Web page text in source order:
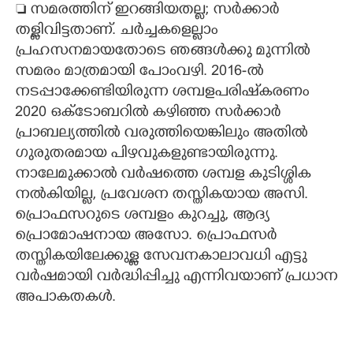
 സമരത്തിന് ഇറങ്ങിയതല്ല; സർക്കാർ
തള്ളിവിട്ടതാണ്. ചർച്ചകളെല്ലാം
പ്രഹസനമായതോടെ ഞങ്ങൾക്കു മുന്നിൽ
സമരം മാത്രമായി പോംവഴി. 2016-ൽ
നടപ്പാക്കേണ്ടിയിരുന്ന ശമ്പളപരിഷ്‌കരണം
2020 ഒക്ടോബറിൽ കഴിഞ്ഞ സർക്കാർ
പ്രാബല്യത്തിൽ വരുത്തിയെങ്കിലും അതിൽ
ഗുരുതരമായ പിഴവുകളുണ്ടായിരുന്നു.
നാലേമുക്കാൽ വർഷത്തെ ശമ്പള കുടിശ്ശിക
നൽകിയില്ല, പ്രവേശന തസ്തികയായ അസി.
പ്രൊഫസറുടെ ശമ്പളം കുറച്ചു, ആദ്യ
പ്രൊമോഷനായ അസോ. പ്രൊഫസർ
തസ്തികയിലേക്കുള്ള സേവനകാലാവധി എട്ടു
വർഷമായി വർദ്ധിപ്പിച്ചു എന്നിവയാണ് പ്രധാന
അപാകതകൾ.